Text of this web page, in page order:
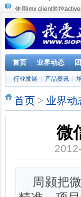
使用jmx client监控
Hive查询OOM分析
浅解Facebook的服务器
一淘网后面的技术与架构
实现多个无线AP桥接，
Linux下系统或服务排障
云计算平台管理的三大
服务器遭黑客入侵导致
Percona Playback 0.3
首页 业界动态
行业发展 产品资讯
首页 > 业界动
微
周颢把